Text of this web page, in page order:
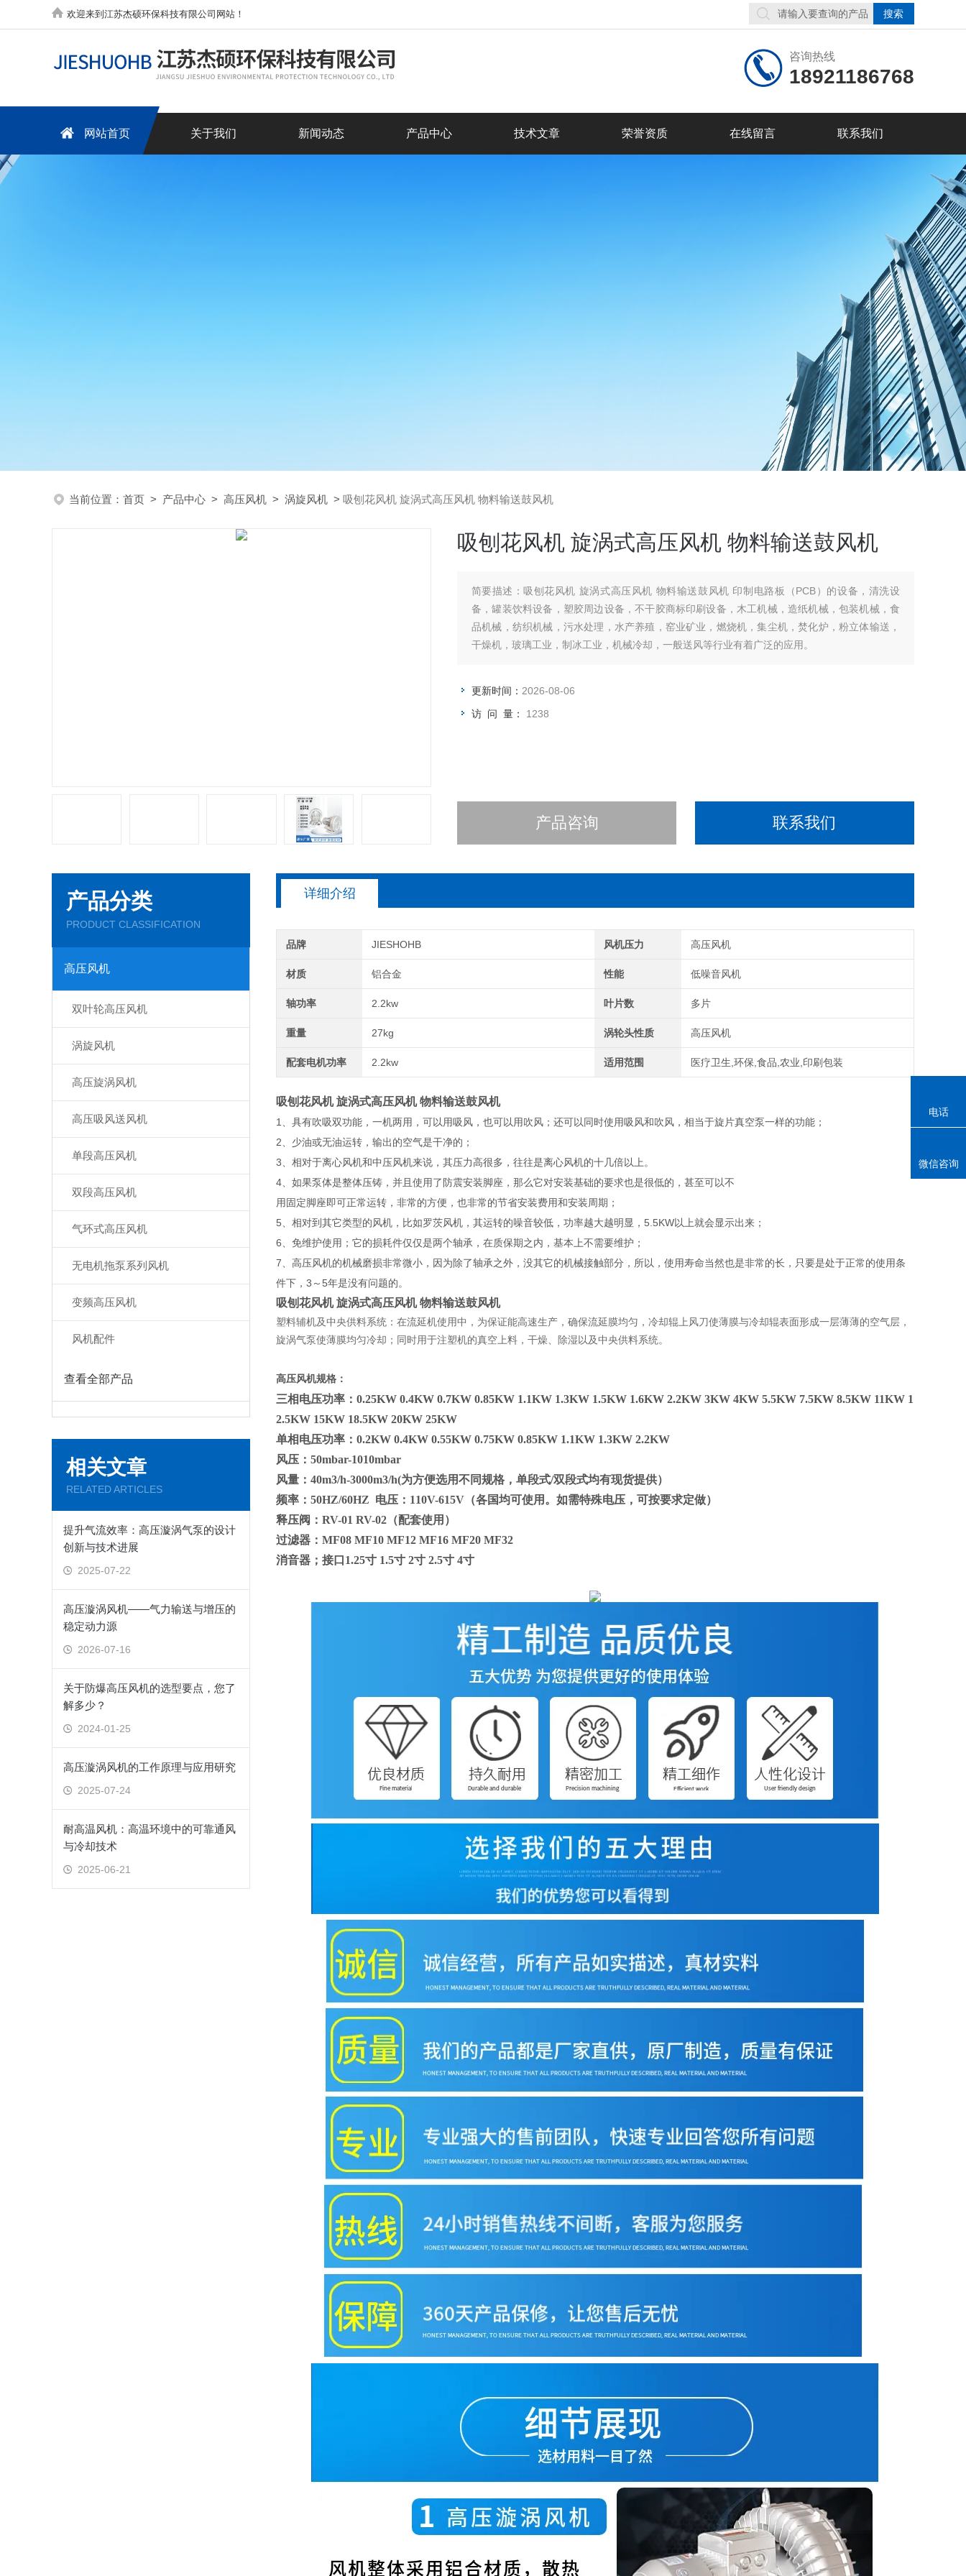
欢迎来到江苏杰硕环保科技有限公司网站！
咨询热线
18921186768
网站首页 关于我们 新闻动态 产品中心 技术文章 荣誉资质 在线留言 联系我们
当前位置： 首页 > 产品中心 > 高压风机 > 涡旋风机 > 吸刨花风机 旋涡式高压风机 物料输送鼓风机
吸刨花风机 旋涡式高压风机 物料输送鼓风机
简要描述： 吸刨花风机 旋涡式高压风机 物料输送鼓风机 印制电路板（PCB）的设备，清洗设
备，罐装饮料设备，塑胶周边设备，不干胶商标印刷设备，木工机械，造纸机械，包装机械，食
品机械，纺织机械，污水处理，水产养殖，窑业矿业，燃烧机，集尘机，焚化炉，粉立体输送，
干燥机，玻璃工业，制冰工业，机械冷却，一般送风等行业有着广泛的应用。
更新时间： 2026-08-06
访 问 量： 1238
产品咨询 联系我们
产品分类
PRODUCT CLASSIFICATION
高压风机
双叶轮高压风机
涡旋风机
高压旋涡风机
高压吸风送风机
单段高压风机
双段高压风机
气环式高压风机
无电机拖泵系列风机
变频高压风机
风机配件
查看全部产品
相关文章
RELATED ARTICLES
提升气流效率：高压漩涡气泵的设计
创新与技术进展
2025-07-22
高压漩涡风机——气力输送与增压的
稳定动力源
2026-07-16
关于防爆高压风机的选型要点，您了
解多少？
2024-01-25
高压漩涡风机的工作原理与应用研究
2025-07-24
耐高温风机：高温环境中的可靠通风
与冷却技术
2025-06-21
详细介绍
品牌 JIESHOHB 风机压力 高压风机
材质 铝合金 性能 低噪音风机
轴功率 2.2kw 叶片数 多片
重量 27kg 涡轮头性质 高压风机
配套电机功率 2.2kw 适用范围 医疗卫生,环保,食品,农业,印刷包装
吸刨花风机 旋涡式高压风机 物料输送鼓风机
1、具有吹吸双功能，一机两用，可以用吸风，也可以用吹风；还可以同时使用吸风和吹风，相当于旋片真空泵一样的功能；
2、少油或无油运转，输出的空气是干净的；
3、相对于离心风机和中压风机来说，其压力高很多，往往是离心风机的十几倍以上。
4、如果泵体是整体压铸，并且使用了防震安装脚座，那么它对安装基础的要求也是很低的，甚至可以不
用固定脚座即可正常运转，非常的方便，也非常的节省安装费用和安装周期；
5、相对到其它类型的风机，比如罗茨风机，其运转的噪音较低，功率越大越明显，5.5KW以上就会显示出来；
6、免维护使用；它的损耗件仅仅是两个轴承，在质保期之内，基本上不需要维护；
7、高压风机的机械磨损非常微小，因为除了轴承之外，没其它的机械接触部分，所以，使用寿命当然也是非常的长，只要是处于正常的使用条
件下，3～5年是没有问题的。
吸刨花风机 旋涡式高压风机 物料输送鼓风机
塑料辅机及中央供料系统：在流延机使用中，为保证能高速生产，确保流延膜均匀，冷却辊上风刀使薄膜与冷却辊表面形成一层薄薄的空气层，
旋涡气泵使薄膜均匀冷却；同时用于注塑机的真空上料，干燥、除湿以及中央供料系统。
高压风机规格：
三相电压功率：0.25KW 0.4KW 0.7KW 0.85KW 1.1KW 1.3KW 1.5KW 1.6KW 2.2KW 3KW 4KW 5.5KW 7.5KW 8.5KW 11KW 1
2.5KW 15KW 18.5KW 20KW 25KW
单相电压功率：0.2KW 0.4KW 0.55KW 0.75KW 0.85KW 1.1KW 1.3KW 2.2KW
风压：50mbar-1010mbar
风量：40m3/h-3000m3/h(为方便选用不同规格，单段式/双段式均有现货提供）
频率：50HZ/60HZ 电压：110V-615V（各国均可使用。如需特殊电压，可按要求定做）
释压阀：RV-01 RV-02（配套使用）
过滤器：MF08 MF10 MF12 MF16 MF20 MF32
消音器；接口1.25寸 1.5寸 2寸 2.5寸 4寸
电话
微信咨询